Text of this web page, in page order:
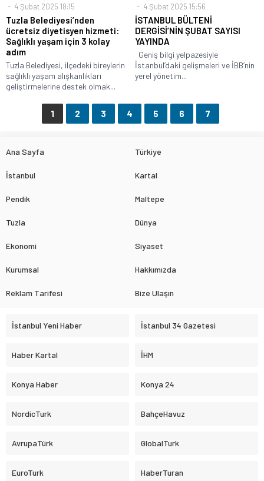
4 Şubat 2025 18:15
Tuzla Belediyesi’nden
ücretsiz diyetisyen hizmeti:
Sağlıklı yaşam için 3 kolay
adım
Tuzla Belediyesi, ilçedeki bireylerin
sağlıklı yaşam alışkanlıkları
geliştirmelerine destek olmak...
4 Şubat 2025 15:56
İSTANBUL BÜLTENİ
DERGİSİ’NİN ŞUBAT SAYISI
YAYINDA
Geniş bilgi yelpazesiyle
İstanbul’daki gelişmeleri ve İBB’nin
yerel yönetim...
1 2 3 4 5 6 7
Ana Sayfa Türkiye
İstanbul Kartal
Pendik Maltepe
Tuzla Dünya
Ekonomi Siyaset
Kurumsal Hakkımızda
Reklam Tarifesi Bize Ulaşın
İstanbul Yeni Haber İstanbul 34 Gazetesi
Haber Kartal İHM
Konya Haber Konya 24
NordicTurk BahçeHavuz
AvrupaTürk GlobalTurk
EuroTurk HaberTuran